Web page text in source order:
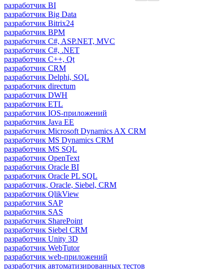
разработчик BI
разработчик Big Data
разработчик Bitrix24
разработчик BPM
разработчик C#, ASP.NET, MVC
разработчик C#, .NET
разработчик C++, Qt
разработчик CRM
разработчик Delphi, SQL
разработчик directum
разработчик DWH
разработчик ETL
разработчик IOS-приложений
разработчик Java ЕЕ
разработчик Microsoft Dynamics AX CRM
разработчик MS Dynamics CRM
разработчик MS SQL
разработчик OpenText
разработчик Oracle BI
разработчик Oracle PL SQL
разработчик, Oracle, Siebel, CRM
разработчик QlikView
разработчик SAP
разработчик SAS
разработчик SharePoint
разработчик Siebel CRM
разработчик Unity 3D
разработчик WebTutor
разработчик web-приложений
разработчик автоматизированных тестов